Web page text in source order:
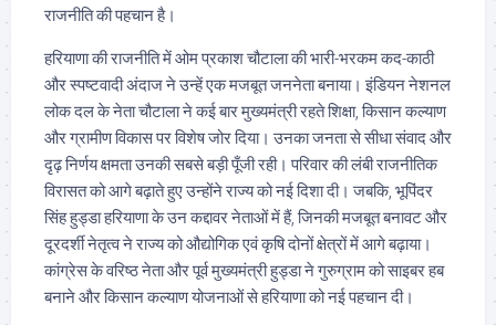
राजनीति की पहचान है।
हरियाणा की राजनीति में ओम प्रकाश चौटाला की भारी-भरकम कद-काठी
और स्पष्टवादी अंदाज ने उन्हें एक मजबूत जननेता बनाया। इंडियन नेशनल
लोक दल के नेता चौटाला ने कई बार मुख्यमंत्री रहते शिक्षा, किसान कल्याण
और ग्रामीण विकास पर विशेष जोर दिया। उनका जनता से सीधा संवाद और
दृढ़ निर्णय क्षमता उनकी सबसे बड़ी पूँजी रही। परिवार की लंबी राजनीतिक
विरासत को आगे बढ़ाते हुए उन्होंने राज्य को नई दिशा दी। जबकि, भूपिंदर
सिंह हुड्डा हरियाणा के उन कद्दावर नेताओं में हैं, जिनकी मजबूत बनावट और
दूरदर्शी नेतृत्व ने राज्य को औद्योगिक एवं कृषि दोनों क्षेत्रों में आगे बढ़ाया।
कांग्रेस के वरिष्ठ नेता और पूर्व मुख्यमंत्री हुड्डा ने गुरुग्राम को साइबर हब
बनाने और किसान कल्याण योजनाओं से हरियाणा को नई पहचान दी।